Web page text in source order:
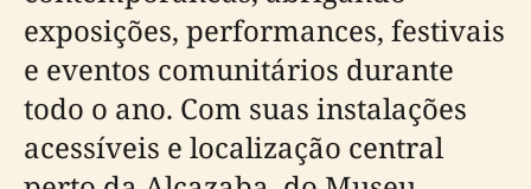
exposições, performances, festivais
e eventos comunitários durante
todo o ano. Com suas instalações
acessíveis e localização central